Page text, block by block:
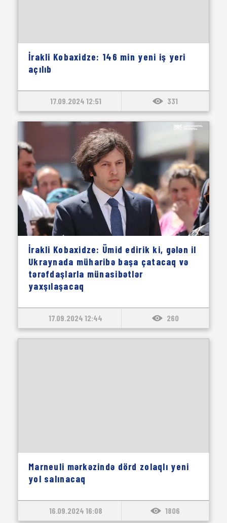
İrakli Kobaxidze: 146 min yeni iş yeri
açılıb
17.09.2024 12:51 331
İrakli Kobaxidze: Ümid edirik ki, gələn il
Ukraynada müharibə başa çatacaq və
tərəfdaşlarla münasibətlər
yaxşılaşacaq
17.09.2024 12:44 260
Marneuli mərkəzində dörd zolaqlı yeni
yol salınacaq
16.09.2024 16:08 1806